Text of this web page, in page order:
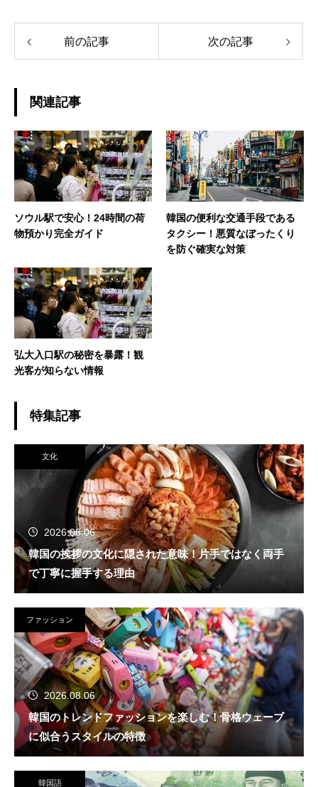
前の記事 次の記事
関連記事
ソウル駅で安心！24時間の荷
物預かり完全ガイド
韓国の便利な交通手段である
タクシー！悪質なぼったくり
を防ぐ確実な対策
弘大入口駅の秘密を暴露！観
光客が知らない情報
特集記事
文化
2026.08.06
韓国の挨拶の文化に隠された意味！片手ではなく両手
で丁寧に握手する理由
ファッション
2026.08.06
韓国のトレンドファッションを楽しむ！骨格ウェーブ
に似合うスタイルの特徴
韓国語